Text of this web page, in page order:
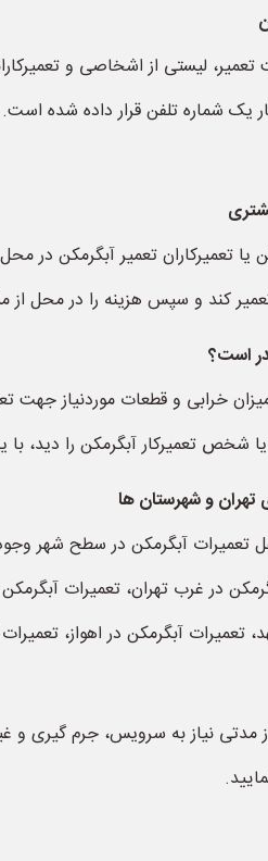
لیستی از اشخاصی و
یک شماره تلفن قرار داده
یا تعمیرکاران تعمیر آبگرمکن
کند و سپس هزینه را در محل
است؟
میزان خرابی و قطعات موردنیاز
شخص تعمیرکار آبگرمکن را دید،
تهران و شهرستان ها
آبگرمکن در سطح شهر وجود
در غرب تهران، تعمیرات
تعمیرات آبگرمکن در اهواز،
نیاز به سرویس، جرم گیری و